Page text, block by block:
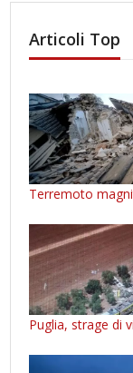
Articoli Top
Terremoto
Puglia, strage di